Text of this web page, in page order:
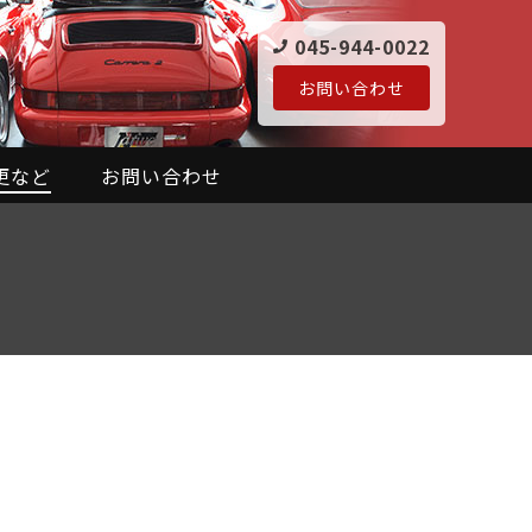
045-944-0022
お問い合わせ
など お問い合わせ